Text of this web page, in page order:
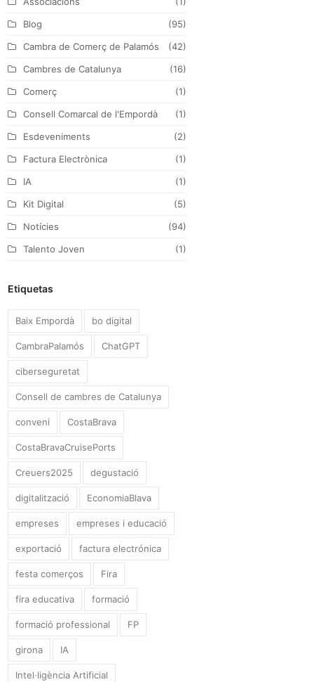
r
o
k
r
a
I
n
Blog
(95)
Cambra de Comerç de Palamós
(42)
Cambres de Catalunya
(16)
Comerç
(1)
Consell Comarcal de l'Empordà
(1)
Esdeveniments
(2)
Factura Electrònica
(1)
IA
(1)
Kit Digital
(5)
Notícies
(94)
Talento Joven
(1)
Etiquetas
Baix Empordà bo digital
CambraPalamós ChatGPT
ciberseguretat
Consell de cambres de Catalunya
conveni CostaBrava
CostaBravaCruisePorts
Creuers2025 degustació
digitalització EconomiaBlava
empreses empreses i educació
exportació factura electrónica
festa comerços Fira
fira educativa formació
formació professional FP
girona IA
Intel·ligència Artificial